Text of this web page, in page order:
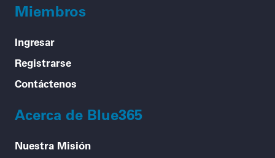
Miembros
Ingresar
Registrarse
Contáctenos
Acerca de Blue365
Nuestra Misión